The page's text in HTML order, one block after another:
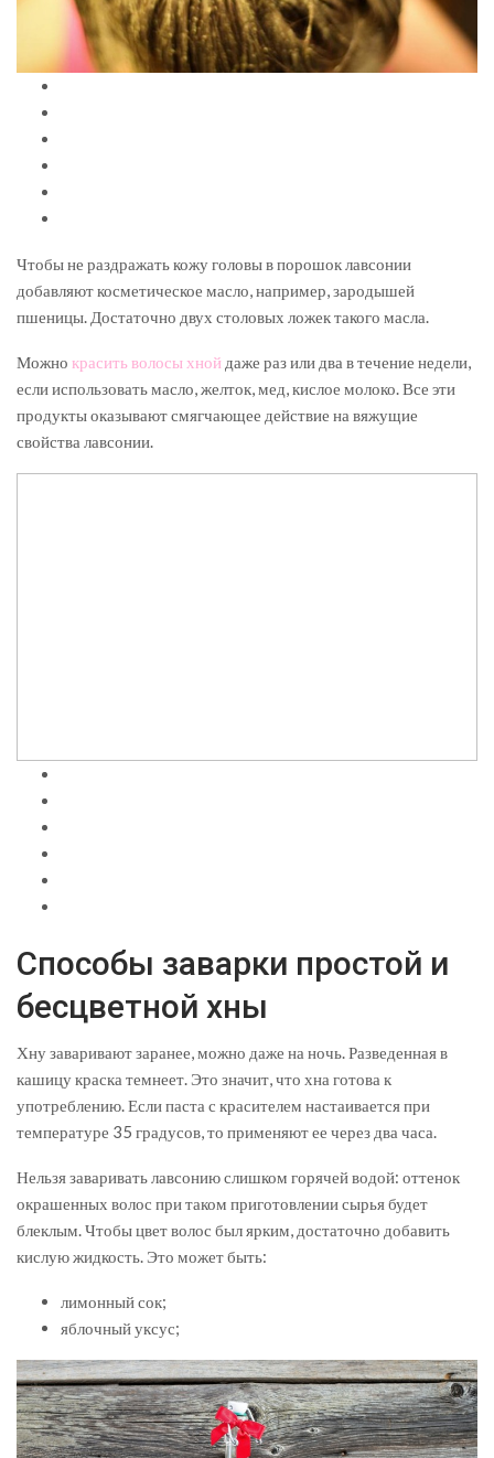
Чтобы не раздражать кожу головы в порошок лавсонии
добавляют косметическое масло, например, зародышей
пшеницы. Достаточно двух столовых ложек такого масла.
Можно красить волосы хной даже раз или два в течение недели,
если использовать масло, желток, мед, кислое молоко. Все эти
продукты оказывают смягчающее действие на вяжущие
свойства лавсонии.
Способы заварки простой и
бесцветной хны
Хну заваривают заранее, можно даже на ночь. Разведенная в
кашицу краска темнеет. Это значит, что хна готова к
употреблению. Если паста с красителем настаивается при
температуре 35 градусов, то применяют ее через два часа.
Нельзя заваривать лавсонию слишком горячей водой: оттенок
окрашенных волос при таком приготовлении сырья будет
блеклым. Чтобы цвет волос был ярким, достаточно добавить
кислую жидкость. Это может быть:
лимонный сок;
яблочный уксус;